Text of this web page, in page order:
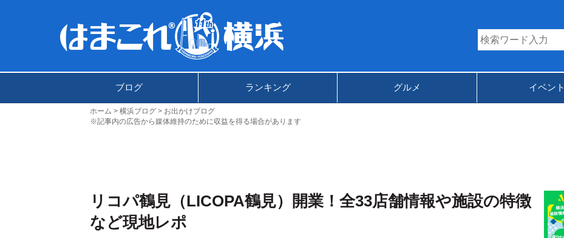
ブログ ランキング グルメ イベント
ホーム 横浜ブログ
お出かけブログ
※記事内の広告から媒体維持のために収益を得る場合があります
リコパ鶴見（LICOPA鶴見）開業！全33店舗情報や施設の特徴
など現地レポ